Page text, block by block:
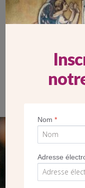
SEUL VOTRE
NOUS
Nom*
Adresse